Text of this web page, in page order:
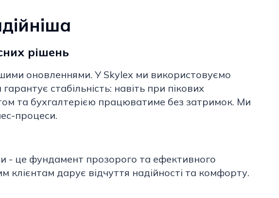
рішень
оновленнями. У Skylex ми використовуємо
стабільність: навіть при пікових
та бухгалтерією працюватиме без затримок. Ми
процеси.
- це фундамент прозорого та ефективного
клієнтам дарує відчуття надійності та комфорту.